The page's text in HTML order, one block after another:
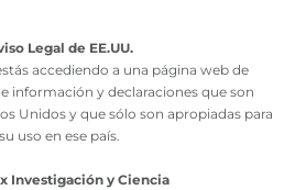
Legal de EE.UU.
accediendo a una página web de
información y declaraciones que son
Unidos y que sólo son apropiadas para
su uso en ese país.
Investigación y Ciencia